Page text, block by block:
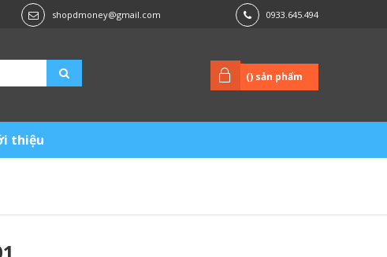
shopdmoney@gmail.com 0933.645.494
() sản phẩm
thiệu